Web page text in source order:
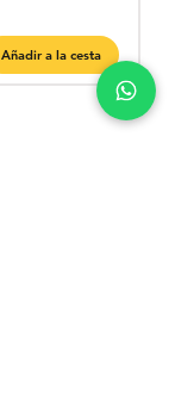
Añadir a la cesta